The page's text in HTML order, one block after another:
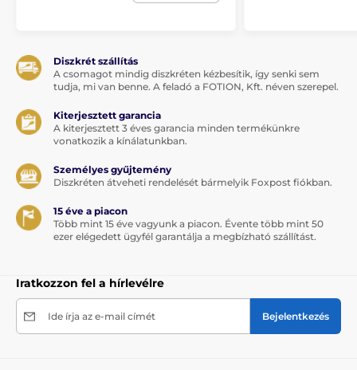
Diszkrét szállítás
A csomagot mindig diszkréten kézbesítik, így senki sem
tudja, mi van benne. A feladó a FOTION, Kft. néven szerepel.
Kiterjesztett garancia
A kiterjesztett 3 éves garancia minden termékünkre
vonatkozik a kínálatunkban.
Személyes gyűjtemény
Diszkréten átveheti rendelését bármelyik Foxpost fiókban.
15 éve a piacon
Több mint 15 éve vagyunk a piacon. Évente több mint 50
ezer elégedett ügyfél garantálja a megbízható szállítást.
Iratkozzon fel a hírlevélre
Ide írja az e-mail címét Bejelentkezés